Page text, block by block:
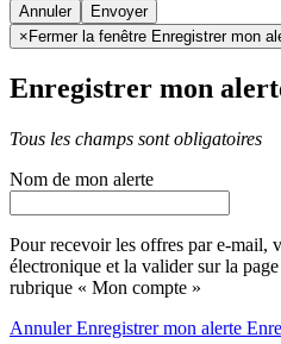
Annuler
× Fermer la fenêtre Enregistrer mon
Enregistrer mon
Tous les champs sont obligatoires
Nom de mon alerte
Pour recevoir les offres par e-mail,
électronique et la valider sur la
rubrique « Mon compte »
AnnulerEnregistrer mon alerte